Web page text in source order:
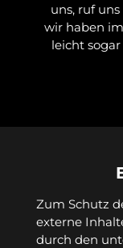
uns, ruf
wir haben
leicht
Zum Schutz
externe
durch den